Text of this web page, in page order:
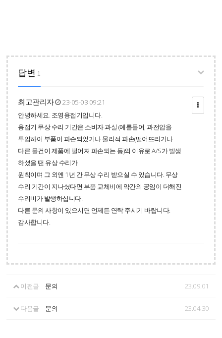
답변 1
최고관리자
23-05-03 09:21
안녕하세요. 조영용접기입니다.
용접기 무상 수리 기간은 소비자 과실 (예를들어, 과전압을
투입하여 부품이 파손되었거나 물리적 파손(떨어뜨리거나
다른 물건이 제품에 떨어져 파손되는 등)의 이유로 A/S가 발생
하셨을 땐 유상 수리가
원칙이며 그 외엔 1년 간 무상 수리 받으실 수 있습니다. 무상
수리 기간이 지나셨다면 부품 교체비에 약간의 공임이 더해진
수리비가 발생하십니다.
다른 문의 사항이 있으시면 언제든 연락 주시기 바랍니다.
감사합니다.
이전글 문의 23.09.01
다음글 문의 23.04.30